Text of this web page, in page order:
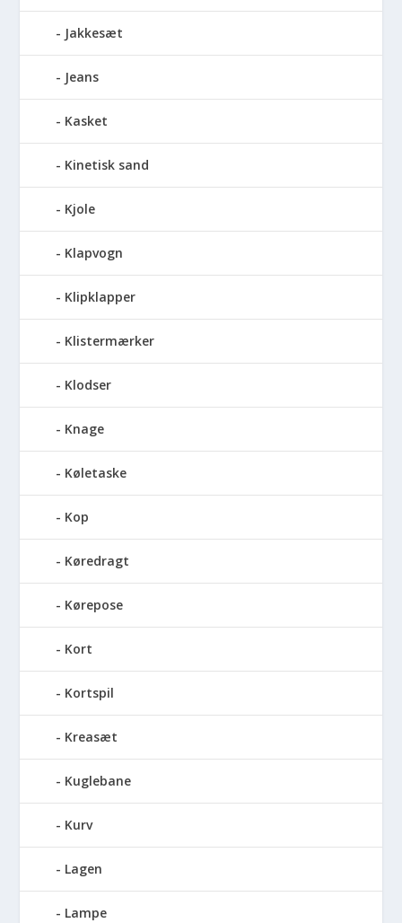
Jakkesæt
Jeans
Kasket
Kinetisk sand
Kjole
Klapvogn
Klipklapper
Klistermærker
Klodser
Knage
Køletaske
Kop
Køredragt
Kørepose
Kort
Kortspil
Kreasæt
Kuglebane
Kurv
Lagen
Lampe